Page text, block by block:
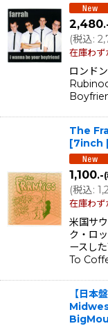
並び順
2,480
(税込:
在庫わず
ロンド
The
[7inch |
1,100.-
(税込:
在庫わず
米国サ
ク・ロ
ースし
To
【日